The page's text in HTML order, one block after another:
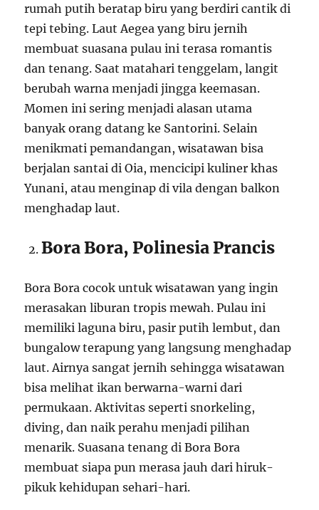
rumah putih beratap biru yang berdiri cantik di
tepi tebing. Laut Aegea yang biru jernih
membuat suasana pulau ini terasa romantis
dan tenang. Saat matahari tenggelam, langit
berubah warna menjadi jingga keemasan.
Momen ini sering menjadi alasan utama
banyak orang datang ke Santorini. Selain
menikmati pemandangan, wisatawan bisa
berjalan santai di Oia, mencicipi kuliner khas
Yunani, atau menginap di vila dengan balkon
menghadap laut.
Bora Bora, Polinesia Prancis
Bora Bora cocok untuk wisatawan yang ingin
merasakan liburan tropis mewah. Pulau ini
memiliki laguna biru, pasir putih lembut, dan
bungalow terapung yang langsung menghadap
laut. Airnya sangat jernih sehingga wisatawan
bisa melihat ikan berwarna-warni dari
permukaan. Aktivitas seperti snorkeling,
diving, dan naik perahu menjadi pilihan
menarik. Suasana tenang di Bora Bora
membuat siapa pun merasa jauh dari hiruk-
pikuk kehidupan sehari-hari.